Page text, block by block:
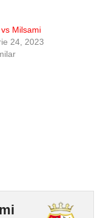
Milsami
24, 2023